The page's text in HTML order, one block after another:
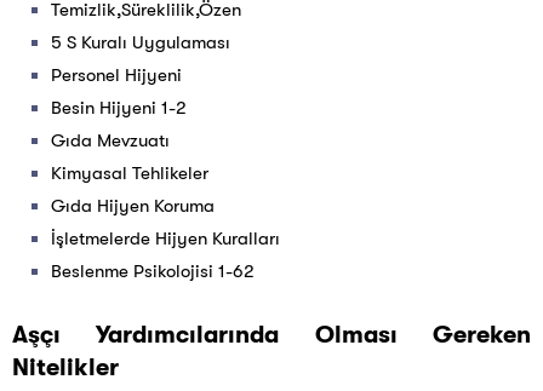
Temizlik,Süreklilik,Özen
5 S Kuralı Uygulaması
Personel Hijyeni
Besin Hijyeni 1-2
Gıda Mevzuatı
Kimyasal Tehlikeler
Gıda Hijyen Koruma
İşletmelerde Hijyen Kuralları
Beslenme Psikolojisi 1-62
Aşçı Yardımcılarında Olması Gereken
Nitelikler